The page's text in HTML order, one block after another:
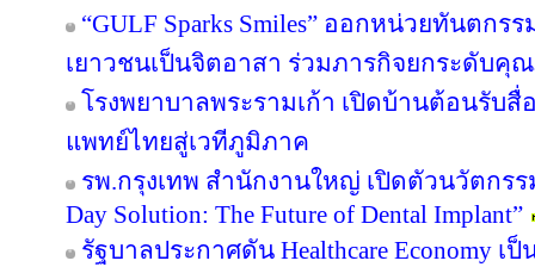
“GULF Sparks Smiles” ออกหน่วยทันตก
เยาวชนเป็นจิตอาสา ร่วมภารกิจยกระดับ
โรงพยาบาลพระรามเก้า เปิดบ้านต้อนรับ
แพทย์ไทยสู่เวทีภูมิภาค
รพ.กรุงเทพ สำนักงานใหญ่ เปิดตัวนวัตกร
Day Solution: The Future of Dental Implant”
รัฐบาลประกาศดัน Healthcare Economy เ